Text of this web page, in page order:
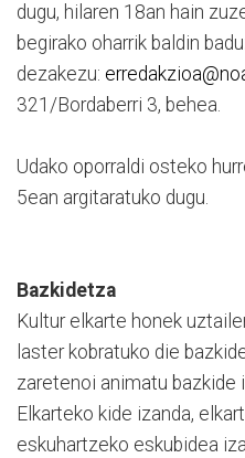
dugu, hilaren 18an hain
begirako oharrik baldin
dezakezu:
321/Bordaberri 3, behea.
Udako oporraldi osteko
5ean argitaratuko dugu.
Bazkidetza
Kultur elkarte honek
laster kobratuko die
zaretenoi animatu bazkide
Elkarteko kide izanda,
eskuhartzeko eskubidea